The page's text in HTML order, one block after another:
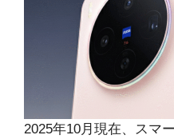
2025年10月現在、スマ